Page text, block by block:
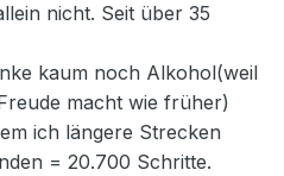
nicht. Seit über 35
kaum noch Alkohol(weil
macht wie früher)
ich längere Strecken
= 20.700 Schritte.